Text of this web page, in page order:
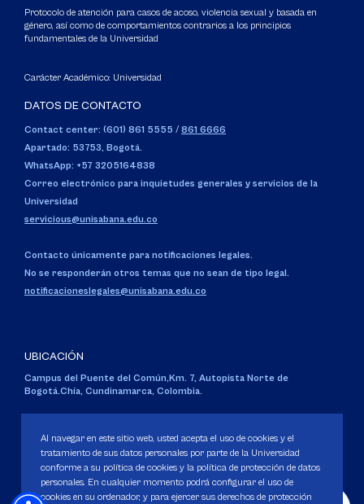
Protocolo de atención para casos de acoso, violencia sexual y basada en
género, así como de comportamientos contrarios a los principios
fundamentales de la Universidad
Carácter Académico: Universidad
DATOS DE CONTACTO
Contact center: (601) 861 5555 / 861 6666
Apartado: 53753, Bogotá.
WhatsApp: +57 3205164838
Correo electrónico para inquietudes generales y servicios de la
Universidad
servicious@unisabana.edu.co
Contacto únicamente para notificaciones legales.
No se responderán otros temas que no sean de tipo legal.
notificacioneslegales@unisabana.edu.co
UBICACIÓN
Campus del Puente del Común,Km. 7, Autopista Norte de
Bogotá.Chía, Cundinamarca, Colombia.
Personería Jurídica:Resolución 130 del 14 de enero de 1980.
Ministerio de Educación Nacional.
Al navegar en este sitio web, usted acepta el uso de cookies y el
tratamiento de sus datos personales por parte de la Universidad
conforme a su política de cookies y la política de protección de datos
personales. En cualquier momento podrá configurar el uso de
cookies en su ordenador, y para ejercer sus derechos de protección